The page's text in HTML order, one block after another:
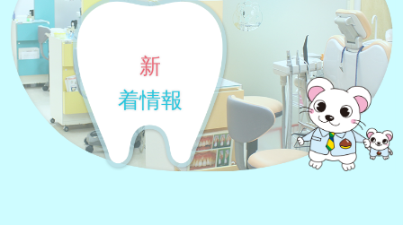
新
着情報